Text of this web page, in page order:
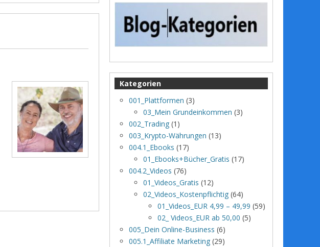
Kategorien
001_Plattformen (3)
03_Mein Grundeinkommen (3)
002_Trading (1)
003_Krypto-Währungen (13)
004.1_Ebooks (17)
01_Ebooks+Bücher_Gratis (17)
004.2_Videos (76)
01_Videos_Gratis (12)
02_Videos_Kostenpflichtig (64)
01_Videos_EUR 4,99 – 49,99 (59)
02_ Videos_EUR ab 50,00 (5)
005_Dein Online-Business (6)
005.1_Affiliate Marketing (29)